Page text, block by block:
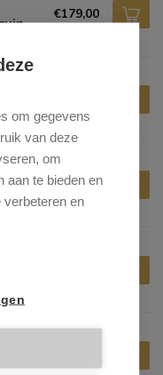
om gegevens
van deze
om
aan te bieden en
verbeteren en
€179,00
€179,00
-